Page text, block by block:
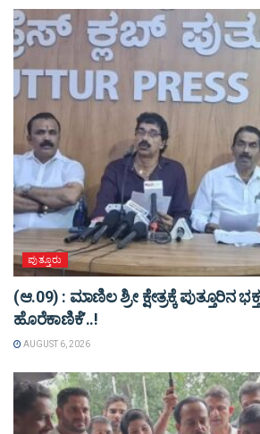
ಪುತ್ತೂರು
(ಆ.09) : ಮಾಣಿಲ ಶ್ರೀ ಕ್ಷೇತ್ರಕ್ಕೆ ಪುತ್ತೂರಿನ
ಹೊರೆಕಾಣಿಕೆ’..!
AUGUST 6, 2026